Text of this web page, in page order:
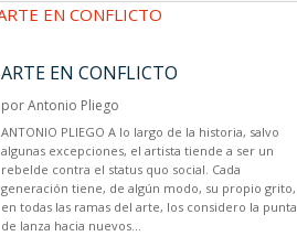
ARTE EN CONFLICTO
porAntonio Pliego
ANTONIO PLIEGO A lo largo de la historia, salvo
algunas excepciones, el artista tiende a ser un
rebelde contra el status quo social. Cada
generación tiene, de algún modo, su propio grito,
en todas las ramas del arte, los considero la punta
de lanza hacia nuevos...